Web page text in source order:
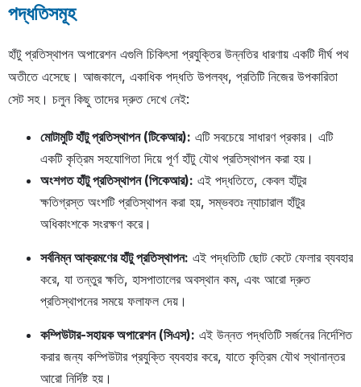
পদ্ধতিসমূহ
হাঁটু প্রতিস্থাপন অপারেশন এগুলি চিকিৎসা প্রযুক্তির উন্নতির ধারণায় একটি দীর্ঘ পথ
অতীতে এসেছে। আজকালে, একাধিক পদ্ধতি উপলব্ধ, প্রতিটি নিজের উপকারিতা
সেট সহ। চলুন কিছু তাদের দ্রুত দেখে নেই:
মোটামুটি হাঁটু প্রতিস্থাপন (টিকেআর): এটি সবচেয়ে সাধারণ প্রকার। এটি
একটি কৃত্রিম সহযোগিতা দিয়ে পূর্ণ হাঁটু যৌথ প্রতিস্থাপন করা হয়।
অংশগত হাঁটু প্রতিস্থাপন (পিকেআর): এই পদ্ধতিতে, কেবল হাঁটুর
ক্ষতিগ্রস্ত অংশটি প্রতিস্থাপন করা হয়, সম্ভবতঃ ন্যাচারাল হাঁটুর
অধিকাংশকে সংরক্ষণ করে।
সর্বনিম্ন আক্রমণের হাঁটু প্রতিস্থাপন: এই পদ্ধতিটি ছোট কেটে ফেলার ব্যবহার
করে, যা তন্তুর ক্ষতি, হাসপাতালের অবস্থান কম, এবং আরো দ্রুত
প্রতিস্থাপনের সময়ে ফলাফল দেয়।
কম্পিউটার-সহায়ক অপারেশন (সিএস): এই উন্নত পদ্ধতিটি সর্জনের নির্দেশিত
করার জন্য কম্পিউটার প্রযুক্তি ব্যবহার করে, যাতে কৃত্রিম যৌথ স্থানান্তর
আরো নির্দিষ্ট হয়।